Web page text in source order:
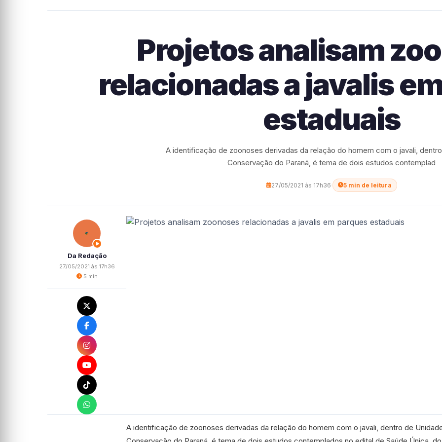
Projetos analisam
relacionadas a javalis
estaduais
A identificação de zoonoses derivadas da relação do homem com o javali,
Conservação do Paraná, é tema de dois estudos contemplad
27/05/2021 às 17h36· 5 min de leitura
Da Redação
27/05/2021 às 17h36
5 min
A identificação de zoonoses derivadas da relação do homem com o javali, dentro de